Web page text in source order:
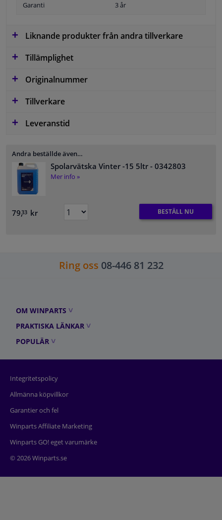
Garanti 3 år
Liknande produkter från andra tillverkare
Tillämplighet
Originalnummer
Tillverkare
Leveranstid
Andra beställde även…
Spolarvätska Vinter -15 5ltr - 0342803
Mer info »
79,33 kr BESTÄLL NU
Ring oss 08-446 81 232
OM WINPARTS
PRAKTISKA LÄNKAR
POPULÄR
Integritetspolicy
Allmänna köpvillkor
Garantier och fel
Winparts Affiliate Marketing
Winparts GO! eget varumärke
© 2026 Winparts.se